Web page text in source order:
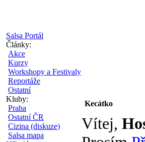
Salsa Portál
Články:
Akce
Kurzy
Workshopy a Festivaly
Reportáže
Ostatní
Kluby:
Praha
Ostatní ČR
Cizina (diskuze)
Salsa mapa
Kecátko
Vítej,